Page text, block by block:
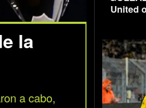
la
a cabo,
United